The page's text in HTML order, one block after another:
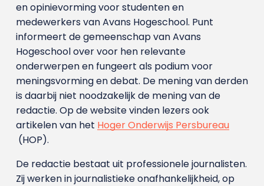
en opinievorming voor studenten en
medewerkers van Avans Hoge­school. Punt
informeert de gemeenschap van Avans
Hogeschool over voor hen relevante
onderwerpen en fungeert als podium voor
meningsvorming en debat. De mening van derden
is daarbij niet noodzakelijk de mening van de
redactie. Op de website vinden lezers ook
artikelen van het Hoger Onderwijs Persbureau
(HOP).
De redactie bestaat uit professionele journalisten.
Zij werken in journalistieke onafhankelijkheid, op